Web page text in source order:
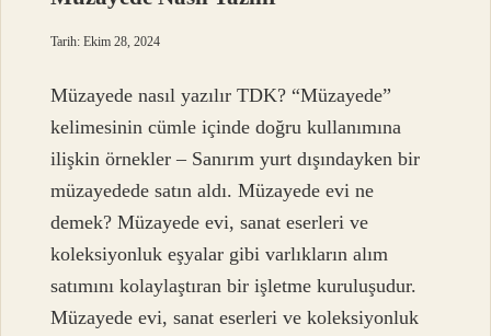
Tarih: Ekim 28, 2024
Müzayede nasıl yazılır TDK? “Müzayede”
kelimesinin cümle içinde doğru kullanımına
ilişkin örnekler – Sanırım yurt dışındayken bir
müzayedede satın aldı. Müzayede evi ne
demek? Müzayede evi, sanat eserleri ve
koleksiyonluk eşyalar gibi varlıkların alım
satımını kolaylaştıran bir işletme kuruluşudur.
Müzayede evi, sanat eserleri ve koleksiyonluk